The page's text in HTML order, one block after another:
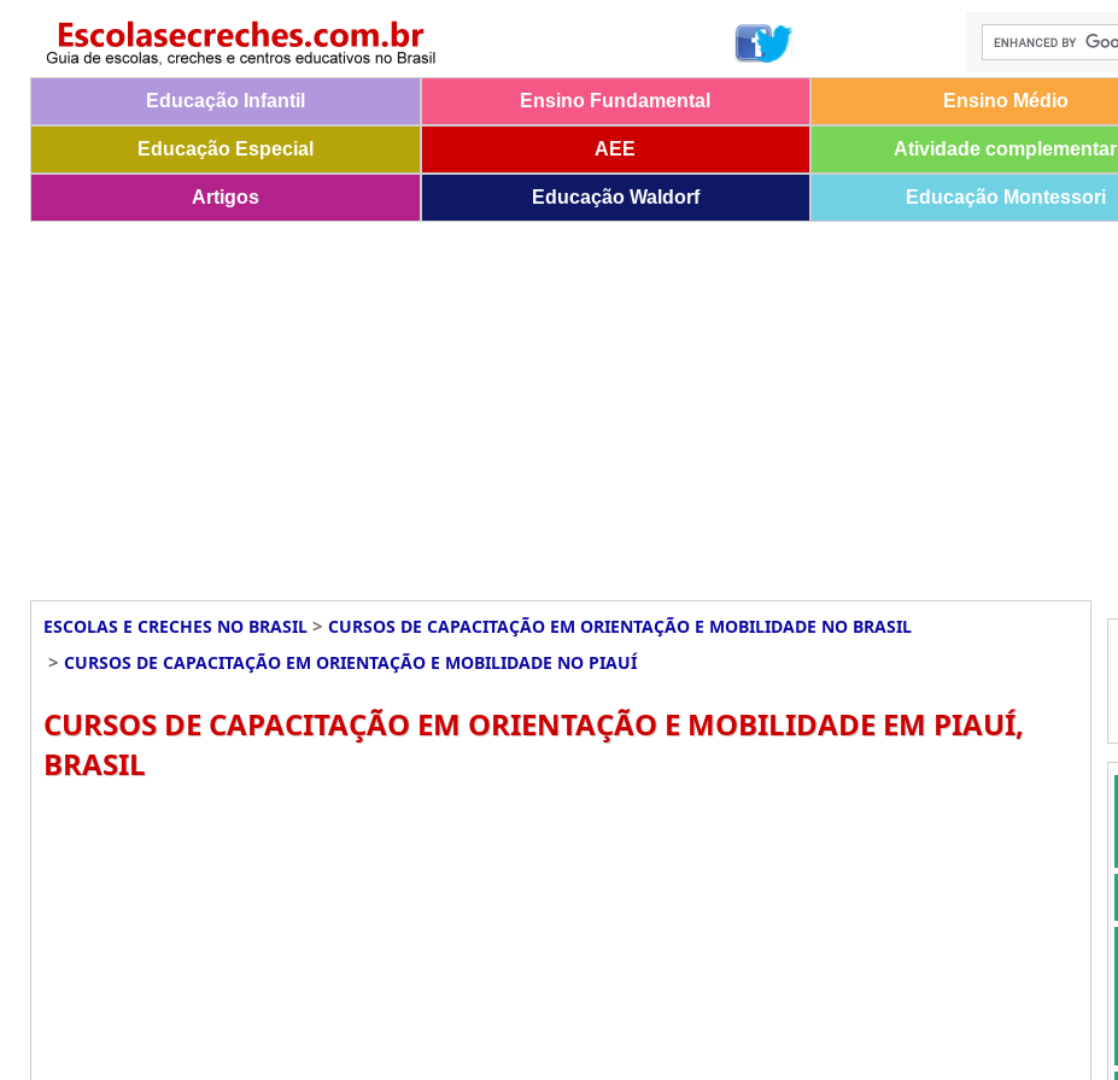
Educação Infantil Ensino Fundamental Ensino Médio
Educação Especial AEE Atividade complementar
Artigos Educação Waldorf Educação Montessori
ESCOLAS E CRECHES NO BRASIL > CURSOS DE CAPACITAÇÃO EM ORIENTAÇÃO E MOBILIDADE NO BRASIL
> CURSOS DE CAPACITAÇÃO EM ORIENTAÇÃO E MOBILIDADE NO PIAUÍ
CURSOS DE CAPACITAÇÃO EM ORIENTAÇÃO E MOBILIDADE EM PIAUÍ,
BRASIL